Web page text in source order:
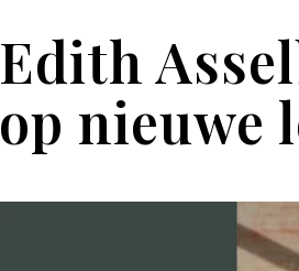
Edith
op nieuwe